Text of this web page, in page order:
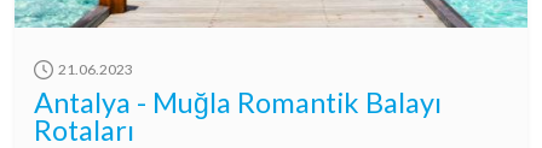
21.06.2023
Antalya - Muğla Romantik Balayı
Rotaları